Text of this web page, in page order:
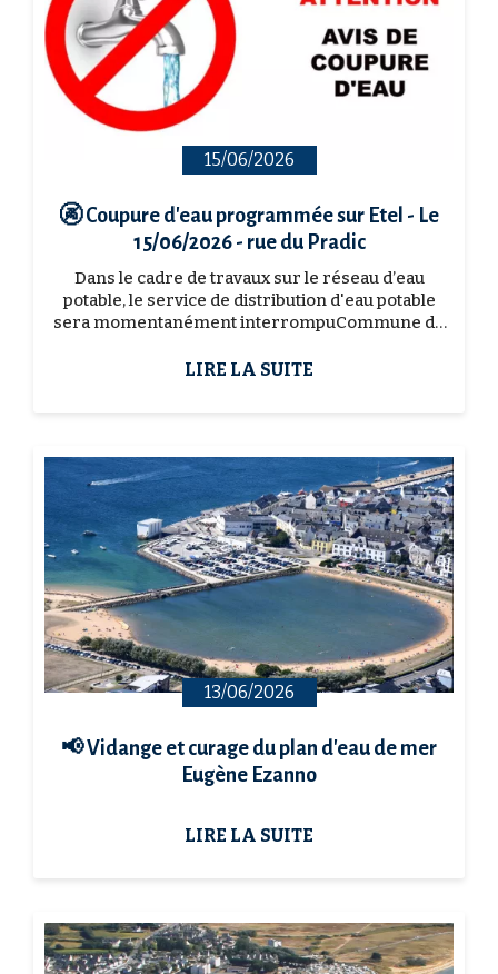
15/06/2026
🚱 Coupure d'eau programmée sur Etel - Le
15/06/2026 - rue du Pradic
Dans le cadre de travaux sur le réseau d’eau
potable, le service de distribution d'eau potable
sera momentanément interrompuCommune de
17h00N...
LIRE LA SUITE
13/06/2026
📢 Vidange et curage du plan d'eau de mer
Eugène Ezanno
LIRE LA SUITE